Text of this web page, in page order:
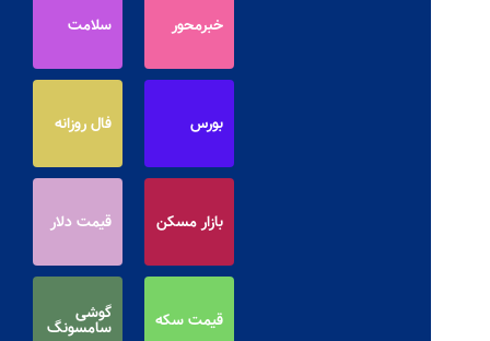
بازار مسکن قیمت دلار
قیمت سکه گوشی
سامسونگ